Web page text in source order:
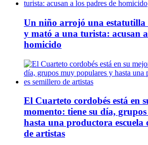
Un niño arrojó una estatutilla
y mató a una turista: acusan
homicido
El Cuarteto cordobés está en
momento: tiene su día,
hasta una productora escuela
de artistas